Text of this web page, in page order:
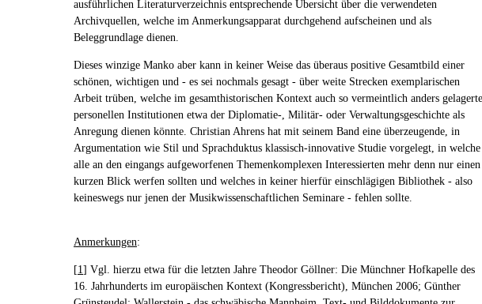
ausführlichen Literaturverzeichnis entsprechende Übersicht über die verwendeten
Archivquellen, welche im Anmerkungsapparat durchgehend aufscheinen und als
Beleggrundlage dienen.
Dieses winzige Manko aber kann in keiner Weise das überaus positive Gesamtbild einer
schönen, wichtigen und - es sei nochmals gesagt - über weite Strecken exemplarischen
Arbeit trüben, welche im gesamthistorischen Kontext auch so vermeintlich anders
personellen Institutionen etwa der Diplomatie-, Militär- oder Verwaltungsgeschichte als
Anregung dienen könnte. Christian Ahrens hat mit seinem Band eine überzeugende, in
Argumentation wie Stil und Sprachduktus klassisch-innovative Studie vorgelegt, in welche
alle an den eingangs aufgeworfenen Themenkomplexen Interessierten mehr denn nur einen
kurzen Blick werfen sollten und welches in keiner hierfür einschlägigen Bibliothek - also
keineswegs nur jenen der Musikwissenschaftlichen Seminare - fehlen sollte.
Anmerkungen:
[1] Vgl. hierzu etwa für die letzten Jahre Theodor Göllner: Die Münchner Hofkapelle des
16. Jahrhunderts im europäischen Kontext (Kongressbericht), München 2006; Günther